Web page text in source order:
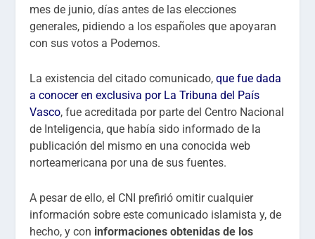
mes de junio, días antes de las elecciones
generales, pidiendo a los españoles que apoyaran
con sus votos a Podemos.
La existencia del citado comunicado,que fue dada
a conocer en exclusiva por La Tribuna del País
Vasco, fue acreditada por parte del Centro Nacional
de Inteligencia, que había sido informado de la
publicación del mismo en una conocida web
norteamericana por una de sus fuentes.
A pesar de ello, el CNI prefirió omitir cualquier
información sobre este comunicado islamista y, de
hecho, y con informaciones obtenidas de los